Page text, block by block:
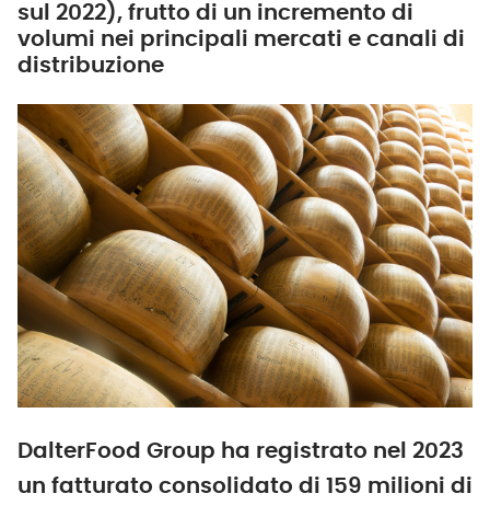
sul 2022), frutto di un incremento di
volumi nei principali mercati e canali di
distribuzione
DalterFood Group ha registrato nel 2023
un fatturato consolidato di 159 milioni di